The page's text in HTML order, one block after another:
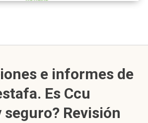
e informes de
Es Ccu
Revisión